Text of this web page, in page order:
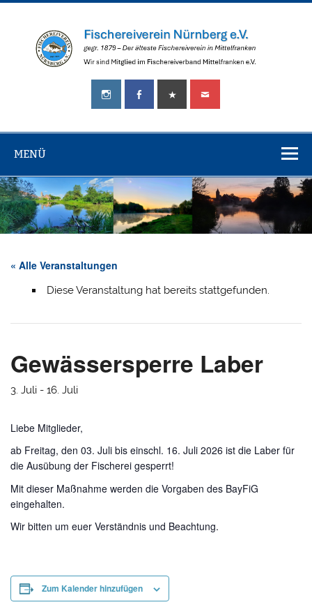
Zum
Nürnberg
Fischereiverein
Mittelfranken!
MENÜ
« Alle Veranstaltungen
Diese Veranstaltung hat bereits stattgefunden.
Gewässersperre Laber
3. Juli -16. Juli
Liebe Mitglieder,
ab Freitag, den 03. Juli bis einschl. 16. Juli 2026 ist die Laber für
die Ausübung der Fischerei gesperrt!
Mit dieser Maßnahme werden die Vorgaben des BayFiG
eingehalten.
Wir bitten um euer Verständnis und Beachtung.
Zum Kalender hinzufügen